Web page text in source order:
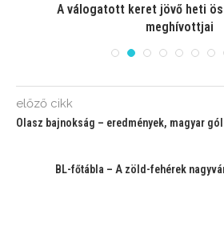
A válogatott keret jövő heti
meghívottjai
előző cikk
Olasz bajnokság – eredmények, magyar
BL-főtábla – A zöld-fehérek